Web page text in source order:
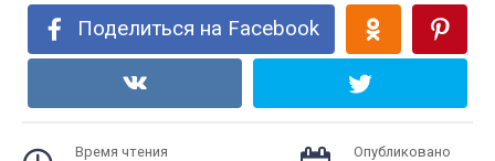
Поделиться на Facebook
Время чтения Опубликовано